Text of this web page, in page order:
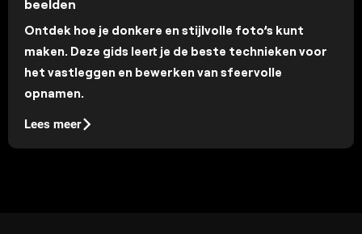
beelden
Ontdek hoe je donkere en stijlvolle foto’s kunt
maken. Deze gids leert je de beste technieken voor
het vastleggen en bewerken van sfeervolle
opnamen.
Lees meer